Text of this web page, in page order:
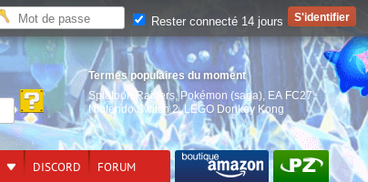
Termes populaires du moment
Splatoon Raiders, Pokémon (saga) EA FC27,
Nintendo Switch 2,LEGO Donkey Kong
DISCORD FORUM
Rester connecté 14 jours